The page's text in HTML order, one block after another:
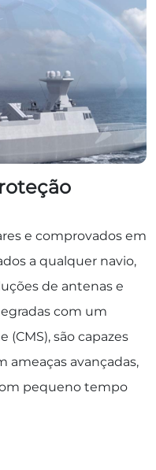
e comprovados em
a qualquer navio,
de antenas e
com um
são capazes
avançadas,
pequeno tempo